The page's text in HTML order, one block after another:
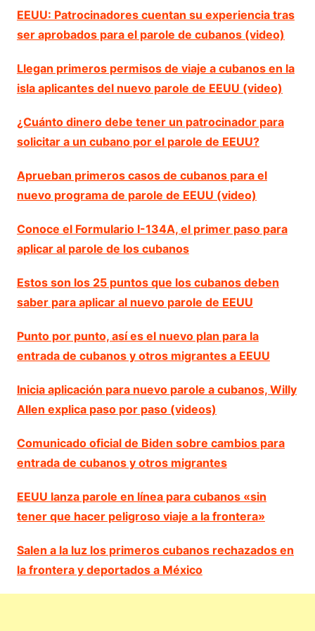
EEUU: Patrocinadores cuentan su experiencia tras
ser aprobados para el parole de cubanos (video)
Llegan primeros permisos de viaje a cubanos en la
isla aplicantes del nuevo parole de EEUU (video)
¿Cuánto dinero debe tener un patrocinador para
solicitar a un cubano por el parole de EEUU?
Aprueban primeros casos de cubanos para el
nuevo programa de parole de EEUU (video)
Conoce el Formulario I-134A, el primer paso para
aplicar al parole de los cubanos
Estos son los 25 puntos que los cubanos deben
saber para aplicar al nuevo parole de EEUU
Punto por punto, así es el nuevo plan para la
entrada de cubanos y otros migrantes a EEUU
Inicia aplicación para nuevo parole a cubanos, Willy
Allen explica paso por paso (videos)
Comunicado oficial de Biden sobre cambios para
entrada de cubanos y otros migrantes
EEUU lanza parole en línea para cubanos «sin
tener que hacer peligroso viaje a la frontera»
Salen a la luz los primeros cubanos rechazados en
la frontera y deportados a México